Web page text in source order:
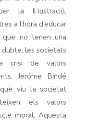
la Il·lustració,
a l’hora d’educar
no tenen una
dubte, les societats
crisi de valors
Jeróme Bindé
viu la societat
els valors
moral. Aquesta